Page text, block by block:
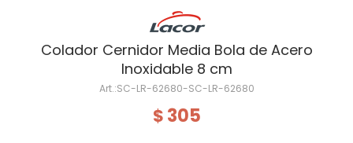
Colador Cernidor Media Bola de Acero
Inoxidable 8 cm
SC-LR-62680-SC-LR-62680
$ 305